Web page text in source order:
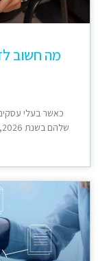
מה חשוב
כאשר בעלי